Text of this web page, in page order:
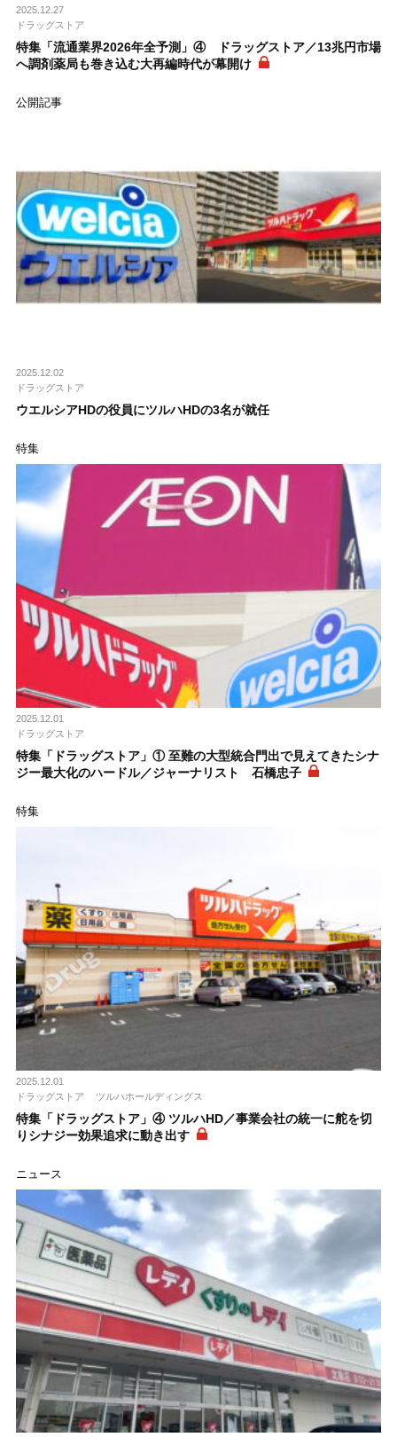
2025.12.27
ドラッグストア
特集「流通業界2026年全予測」④ ドラッグストア／13兆円市場
へ調剤薬局も巻き込む大再編時代が幕開け
公開記事
2025.12.02
ドラッグストア
ウエルシアHDの役員にツルハHDの3名が就任
特集
2025.12.01
ドラッグストア
特集「ドラッグストア」① 至難の大型統合門出で見えてきたシナ
ジー最大化のハードル／ジャーナリスト 石橋忠子
特集
2025.12.01
ドラッグストア
ツルハホールディングス
特集「ドラッグストア」④ ツルハHD／事業会社の統一に舵を切
りシナジー効果追求に動き出す
ニュース